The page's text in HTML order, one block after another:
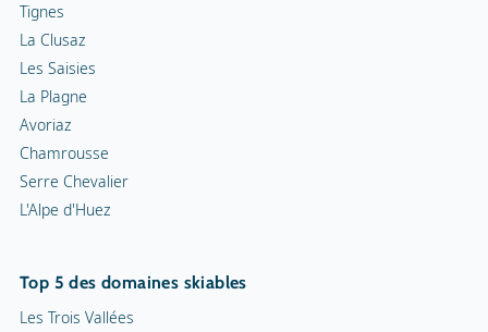
Tignes
La Clusaz
Les Saisies
La Plagne
Avoriaz
Chamrousse
Serre Chevalier
L'Alpe d'Huez
Top 5 des domaines skiables
Les Trois Vallées